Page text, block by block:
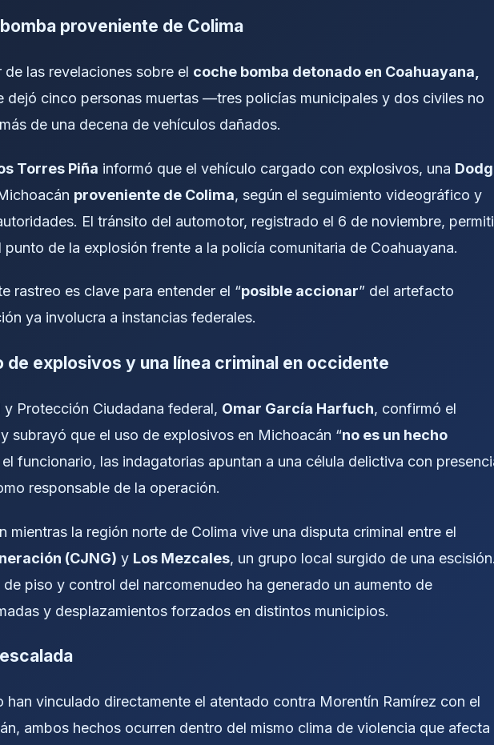
proveniente de Colima
las revelaciones sobre el coche bomba detonado en Coahuayana,
dejó cinco personas muertas —tres policías municipales y dos civiles no
de una decena de vehículos dañados.
Torres Piña informó que el vehículo cargado con explosivos, una
proveniente de Colima, según el seguimiento videográfico y
El tránsito del automotor, registrado el 6 de noviembre,
punto de la explosión frente a la policía comunitaria de Coahuayana.
rastreo es clave para entender el “posible accionar” del artefacto
ya involucra a instancias federales.
explosivos y una línea criminal en occidente
Protección Ciudadana federal, Omar García Harfuch, confirmó el
subrayó que el uso de explosivos en Michoacán “no es un hecho
funcionario, las indagatorias apuntan a una célula delictiva con
responsable de la operación.
mientras la región norte de Colima vive una disputa criminal entre el
(CJNG) y Los Mezcales, un grupo local surgido de una
piso y control del narcomenudeo ha generado un aumento de
y desplazamientos forzados en distintos municipios.
han vinculado directamente el atentado contra Morentín Ramírez con el
ambos hechos ocurren dentro del mismo clima de violencia que afecta